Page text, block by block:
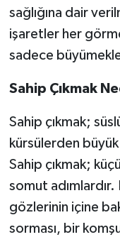
sağlığına dair
işaretler her
sadece
Sahip Çıkmak
Sahip çıkmak;
kürsülerden
Sahip çıkmak;
somut
gözlerinin içine
sorması, bir